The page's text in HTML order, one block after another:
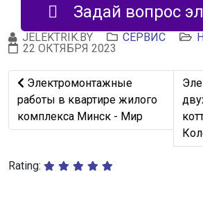
Задай вопрос
JELEKTRIK.BY СЕРВИС
22 ОКТЯБРЯ 2023
Предыдущий: Электромонтажные
Электромонтажные
работы в квартире жилого
комплекса Минск - Мир
Rating: